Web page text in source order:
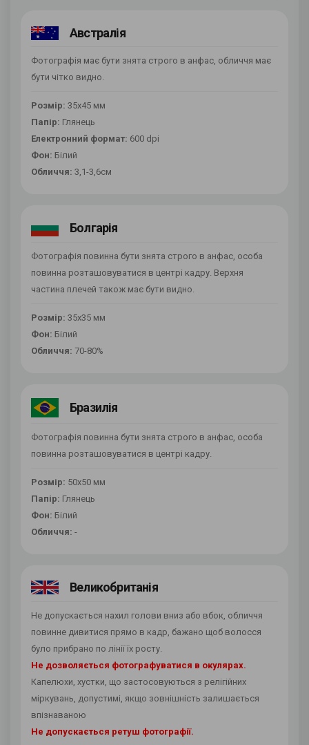
Австралія
Фотографія має бути знята строго в анфас, обличчя має
бути чітко видно.
Розмір: 35х45 мм
Папір: Глянець
Електронний формат: 600 dpi
Фон: Білий
Обличчя: 3,1-3,6см
Болгарія
Фотографія повинна бути знята строго в анфас, особа
повинна розташовуватися в центрі кадру. Верхня
частина плечей також має бути видно.
Розмір: 35х35 мм
Фон: Білий
Обличчя: 70-80%
Бразилія
Фотографія повинна бути знята строго в анфас, особа
повинна розташовуватися в центрі кадру.
Розмір: 50х50 мм
Папір: Глянець
Фон: Білий
Обличчя: -
Великобританія
Не допускається нахил голови вниз або вбок, обличчя
повинне дивитися прямо в кадр, бажано щоб волосся
було прибрано по лінії їх росту.
Не дозволяється фотографуватися в окулярах.
Капелюхи, хустки, що застосовуються з релігійних
міркувань, допустимі, якщо зовнішність залишається
впізнаваною
Не допускається ретуш фотографії.